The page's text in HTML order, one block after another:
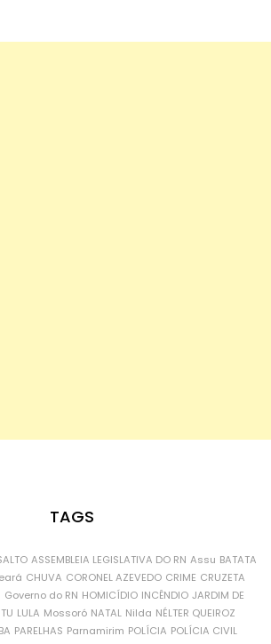
TAGS
ASSEMBLEIA LEGISLATIVA DO RN Assu BATATA
CHUVA CORONEL AZEVEDO CRIME CRUZETA
Governo do RN HOMICÍDIO INCÊNDIO JARDIM DE
LULA Mossoró NATAL Nilda NÉLTER QUEIROZ
PARELHAS Parnamirim POLÍCIA POLÍCIA CIVIL